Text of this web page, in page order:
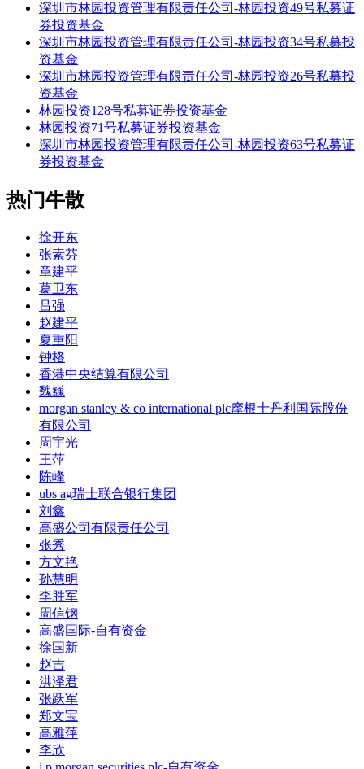
深圳市林园投资管理有限责任公司-林园投资49号私募证
券投资基金
深圳市林园投资管理有限责任公司-林园投资34号私募投
资基金
深圳市林园投资管理有限责任公司-林园投资26号私募投
资基金
林园投资128号私募证券投资基金
林园投资71号私募证券投资基金
深圳市林园投资管理有限责任公司-林园投资63号私募证
券投资基金
热门牛散
徐开东
张素芬
章建平
葛卫东
吕强
赵建平
夏重阳
钟格
香港中央结算有限公司
魏巍
morgan stanley & co international plc摩根士丹利国际股份
有限公司
周宇光
王萍
陈峰
ubs ag瑞士联合银行集团
刘鑫
高盛公司有限责任公司
张秀
方文艳
孙慧明
李胜军
周信钢
高盛国际-自有资金
徐国新
赵吉
洪泽君
张跃军
郑文宝
高雅萍
李欣